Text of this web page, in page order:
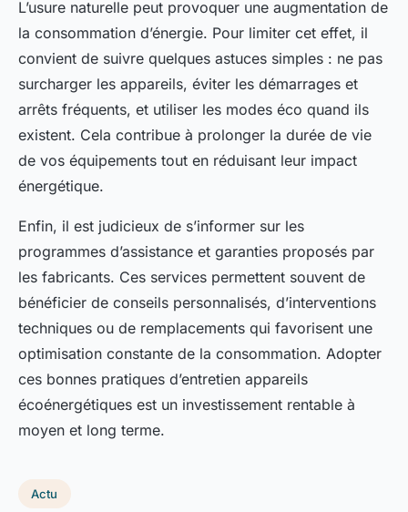
L’usure naturelle peut provoquer une augmentation de
la consommation d’énergie. Pour limiter cet effet, il
convient de suivre quelques astuces simples : ne pas
surcharger les appareils, éviter les démarrages et
arrêts fréquents, et utiliser les modes éco quand ils
existent. Cela contribue à prolonger la durée de vie
de vos équipements tout en réduisant leur impact
énergétique.
Enfin, il est judicieux de s’informer sur les
programmes d’assistance et garanties proposés par
les fabricants. Ces services permettent souvent de
bénéficier de conseils personnalisés, d’interventions
techniques ou de remplacements qui favorisent une
optimisation constante de la consommation. Adopter
ces bonnes pratiques d’entretien appareils
écoénergétiques est un investissement rentable à
moyen et long terme.
Actu